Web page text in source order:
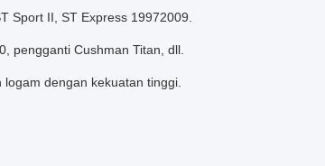
Sport II, ST Express 19972009.
pengganti Cushman Titan, dll.
dengan kekuatan tinggi.